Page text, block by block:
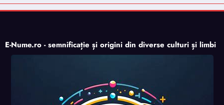
E-Nume.ro - semnificație și origini din diverse culturi și limbi